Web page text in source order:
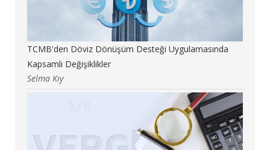
TCMB'den Döviz Dönüşüm Desteği Uygulamasında
Kapsamlı Değişiklikler
Selma Kıy